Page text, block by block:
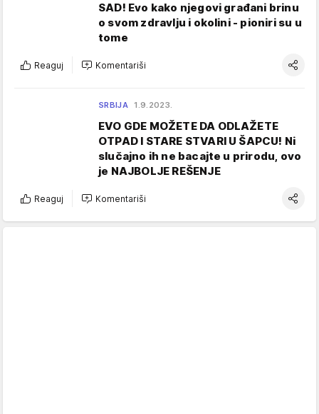
SAD! Evo kako njegovi građani brinu
o svom zdravlju i okolini - pioniri su u
tome
Reaguj Komentariši
SRBIJA 1.9.2023.
EVO GDE MOŽETE DA ODLAŽETE
OTPAD I STARE STVARI U ŠAPCU! Ni
slučajno ih ne bacajte u prirodu, ovo
je NAJBOLJE REŠENJE
Reaguj Komentariši